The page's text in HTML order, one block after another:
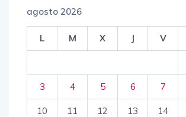
agosto 2026
L M X J V
3 4 5 6 7